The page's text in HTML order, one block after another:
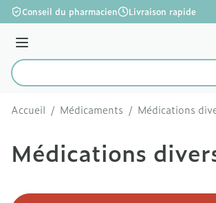
Aller au contenu
Conseil du pharmacien Livraison rapide
Menu
Rechercher
Accueil / Médicaments / Médications
Médications